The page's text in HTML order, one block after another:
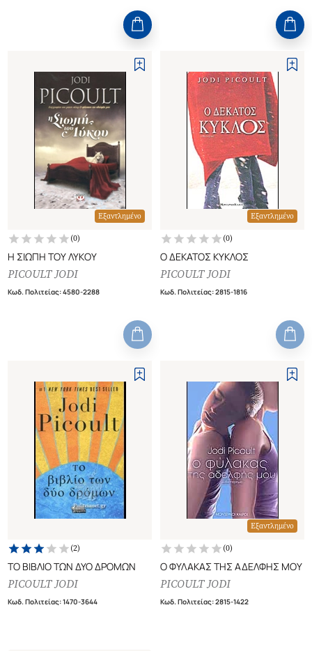
Εξαντλημένο
(0)
Η ΣΙΩΠΗ ΤΟΥ ΛΥΚΟΥ
PICOULT JODI
Κωδ. Πολιτείας:4580-2288
Εξαντλημένο
(0)
Ο ΔΕΚΑΤΟΣ ΚΥΚΛΟΣ
PICOULT JODI
Κωδ. Πολιτείας:2815-1816
(2)
ΤΟ ΒΙΒΛΙΟ ΤΩΝ ΔΥΟ ΔΡΟΜΩΝ
PICOULT JODI
Κωδ. Πολιτείας:1470-3644
Εξαντλημένο
(0)
Ο ΦΥΛΑΚΑΣ ΤΗΣ ΑΔΕΛΦΗΣ ΜΟΥ
PICOULT JODI
Κωδ. Πολιτείας:2815-1422